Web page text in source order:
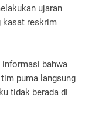
ujaran
kasat reskrim
informasi bahwa
puma langsung
tidak berada di